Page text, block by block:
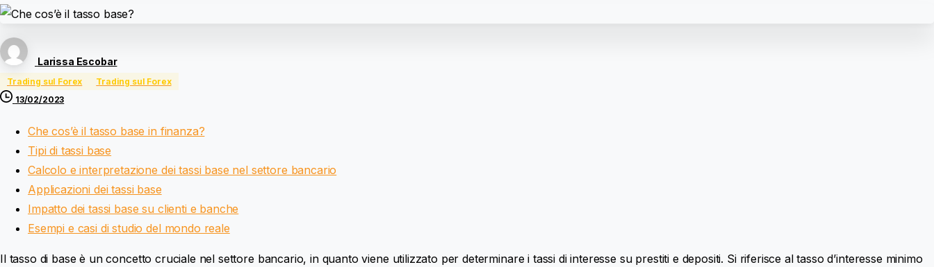
Larissa Escobar
Trading sul Forex
Trading sul Forex
13/02/2023
Che cos’è il tasso base in finanza?
Tipi di tassi base
Calcolo e interpretazione dei tassi base nel settore bancario
Applicazioni dei tassi base
Impatto dei tassi base su clienti e banche
Esempi e casi di studio del mondo reale
Il tasso di base è un concetto cruciale nel settore bancario, in quanto viene utilizzato per determinare i tassi di interesse su prestiti e depositi. Si riferisce al tasso d’interesse minimo